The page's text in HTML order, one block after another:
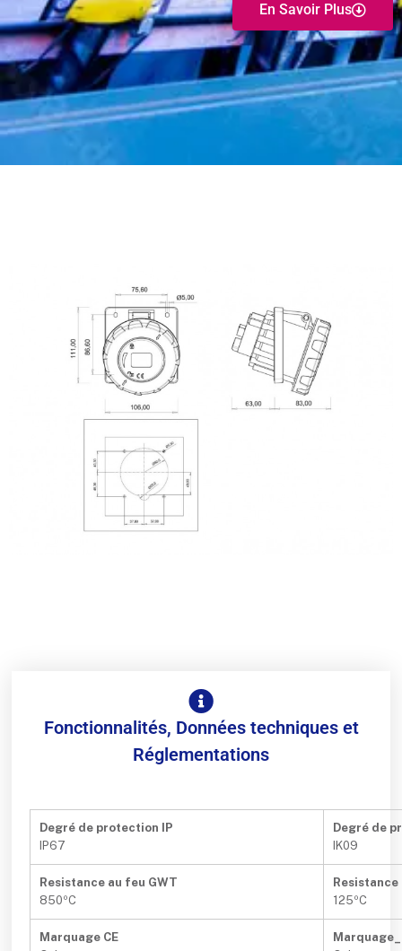
En Savoir Plus
Fonctionnalités, Données techniques et
Réglementations
Degré de protection IP
IP67
Degré de
IK09
Resistance au feu GWT
850ºC
125ºC
Marquage CE